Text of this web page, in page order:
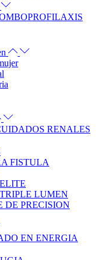
RENALES
FISTULA
LUMEN
DE PRECISION
EN ENERGIA